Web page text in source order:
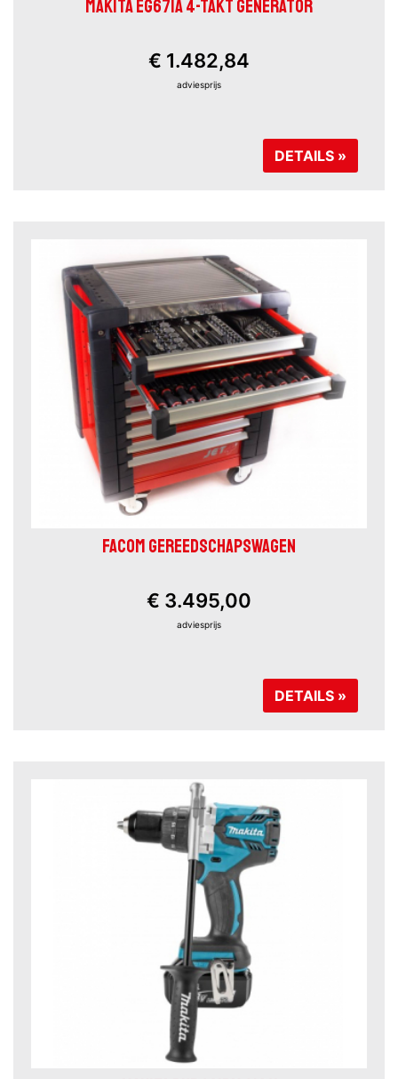
MAKITA EG671A 4-TAKT GENERATOR
€ 1.482,84
adviesprijs
DETAILS »
FACOM GEREEDSCHAPSWAGEN
€ 3.495,00
adviesprijs
DETAILS »